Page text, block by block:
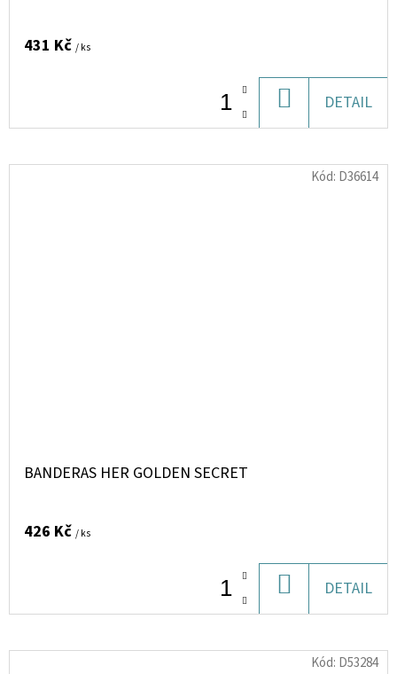
431 Kč / ks
KOŠÍKU
DETAIL
BANDERAS HER GOLDEN SECRET
426 Kč / ks
KOŠÍKU
DETAIL
Kód: D36614
Kód: D53284